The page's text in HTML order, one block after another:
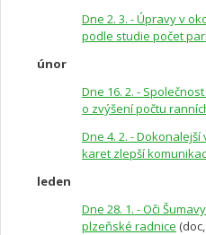
Dne 2. 3. - Úpravy v
podle studie počet
únor
Dne 16. 2. -
o zvýšení počtu
Dne 4. 2. -
karet zlepší
leden
Dne 28. 1. - Oči
plzeňské radnice